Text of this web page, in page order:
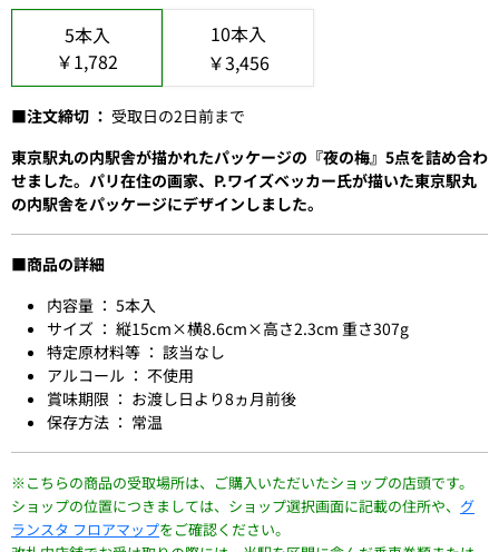
5本入
￥1,782
10本入
￥3,456
■注文締切 ： 受取日の2日前まで
東京駅丸の内駅舎が描かれたパッケージの『夜の梅』5点を詰め合わ
せました。パリ在住の画家、P.ワイズベッカー氏が描いた東京駅丸
の内駅舎をパッケージにデザインしました。
■商品の詳細
内容量 ： 5本入
サイズ ： 縦15cm×横8.6cm×高さ2.3cm 重さ307g
特定原材料等 ： 該当なし
アルコール ： 不使用
賞味期限 ： お渡し日より8ヵ月前後
保存方法 ： 常温
※こちらの商品の受取場所は、ご購入いただいたショップの店頭です。
ショップの位置につきましては、ショップ選択画面に記載の住所や、 グ
ランスタ フロアマップをご確認ください。